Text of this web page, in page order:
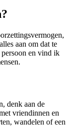
aan om dat te
en vind ik
denk aan de
vriendinnen en
wandelen of een